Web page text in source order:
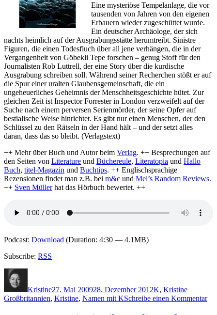
Eine mysteriöse Tempelanlage, die vor
tausenden von Jahren von den eigenen
Erbauern wieder zugeschüttet wurde.
Ein deutscher Archäologe, der sich
nachts heimlich auf der Ausgrabungsstätte herumtreibt. Sinistre
Figuren, die einen Todesfluch über all jene verhängen, die in der
Vergangenheit von Göbekli Tepe forschen – genug Stoff für den
Journalisten Rob Luttrell, der eine Story über die kurdische
Ausgrabung schreiben soll. Während seiner Recherchen stößt er auf
die Spur einer uralten Glaubensgemeinschaft, die ein
ungeheuerliches Geheimnis der Menschheitsgeschichte hütet. Zur
gleichen Zeit ist Inspector Forrester in London verzweifelt auf der
Suche nach einem perversen Serienmörder, der seine Opfer auf
bestialische Weise hinrichtet. Es gibt nur einen Menschen, der den
Schlüssel zu den Rätseln in der Hand hält – und der setzt alles
daran, dass das so bleibt. (Verlagstext)
++ Mehr über Buch und Autor beim Verlag. ++ Besprechungen auf
den Seiten von Literature und Büchereule, Literatopia und Hallo
Buch, titel-Magazin und Buchtips. ++ Englischsprachige
Rezensionen findet man z.B. bei m&c und Mel’s Random Reviews.
++ Sven Müllerhat das Hörbuch bewertet. ++
Podcast: Download (Duration: 4:30 — 4.1MB)
Subscribe: RSS
Kristine27. Mai 200928. Dezember 2012K, Kristine
Großbritannien, Kristine, Namen mit KSchreibe einen Kommentarzu